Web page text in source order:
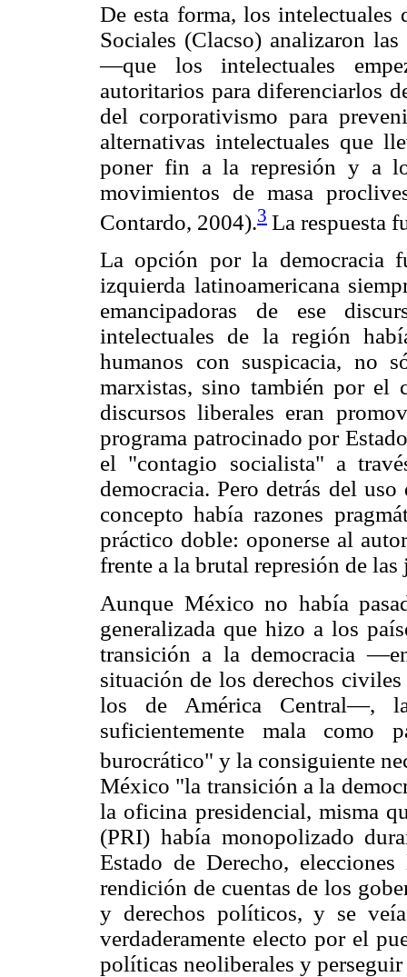
De esta forma, los intelectuales
Sociales (Clacso) analizaron
—que los intelectuales
autoritarios para diferenciarlos
del corporativismo para
alternativas intelectuales que
poner fin a la represión y a
movimientos de masa
Contardo, 2004).3 La respuesta
La opción por la democracia
izquierda latinoamericana
emancipadoras de ese
intelectuales de la región
humanos con suspicacia, no
marxistas, sino también por el
discursos liberales eran
programa patrocinado por
el "contagio socialista" a
democracia. Pero detrás del
concepto había razones
práctico doble: oponerse al
frente a la brutal represión de
Aunque México no había
generalizada que hizo a los
transición a la democracia
situación de los derechos
los de América Central—,
suficientemente mala como
burocrático" y la consiguiente
México "la transición a la
la oficina presidencial, misma
(PRI) había monopolizado
Estado de Derecho,
rendición de cuentas de los
y derechos políticos, y se
verdaderamente electo por el
políticas neoliberales y